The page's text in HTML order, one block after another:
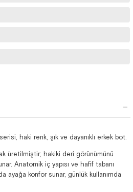
haki renk, şık ve dayanıklı erkek bot.
üretilmiştir; hakiki deri görünümünü
Anatomik iç yapısı ve hafif tabanı
ayağa konfor sunar, günlük kullanımda